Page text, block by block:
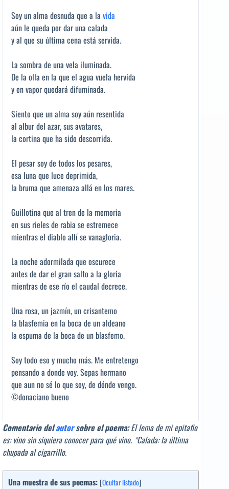
Soy un alma desnuda que a la vida
aún le queda por dar una calada
y al que su última cena está servida.
La sombra de una vela iluminada.
De la olla en la que el agua vuela hervida
y en vapor quedará difuminada.
Siento que un alma soy aún resentida
al albur del azar, sus avatares,
la cortina que ha sido descorrida.
El pesar soy de todos los pesares,
esa luna que luce deprimida,
la bruma que amenaza allá en los mares.
Guillotina que al tren de la memoria
en sus rieles de rabia se estremece
mientras el diablo allí se vanagloria.
La noche adormilada que oscurece
antes de dar el gran salto a la gloria
mientras de ese río el caudal decrece.
Una rosa, un jazmín, un crisantemo
la blasfemia en la boca de un aldeano
la espuma de la boca de un blasfemo.
Soy todo eso y mucho más. Me entretengo
pensando a donde voy. Sepas hermano
que aun no sé lo que soy, de dónde vengo.
©donaciano bueno
Comentario delautorsobre el poema:El lema de mi epitafio
es: vino sin siquiera conocer para qué vino. *Calada: la última
chupada al cigarrillo.
Una muestra de sus poemas: [Ocultar listado]